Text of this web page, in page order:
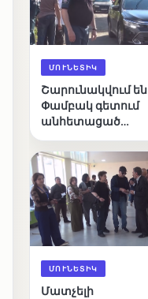
ՄՈՒՆԵՏԻԿ
Շարունակվում են
Փամբակ գետում
անհետացած
որոնողական
աշխատանքները
ՄՈՒՆԵՏԻԿ
Մատչելի